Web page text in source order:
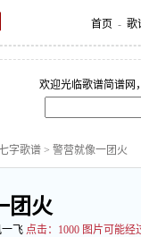
首页 - 歌
欢迎光临歌谱简谱网
字歌谱 > 警营就像一团火
团火
飞 点击： 1000 图片可能